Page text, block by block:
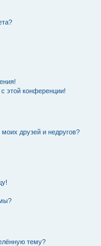
этой конференции!
друзей и недругов?
тему?